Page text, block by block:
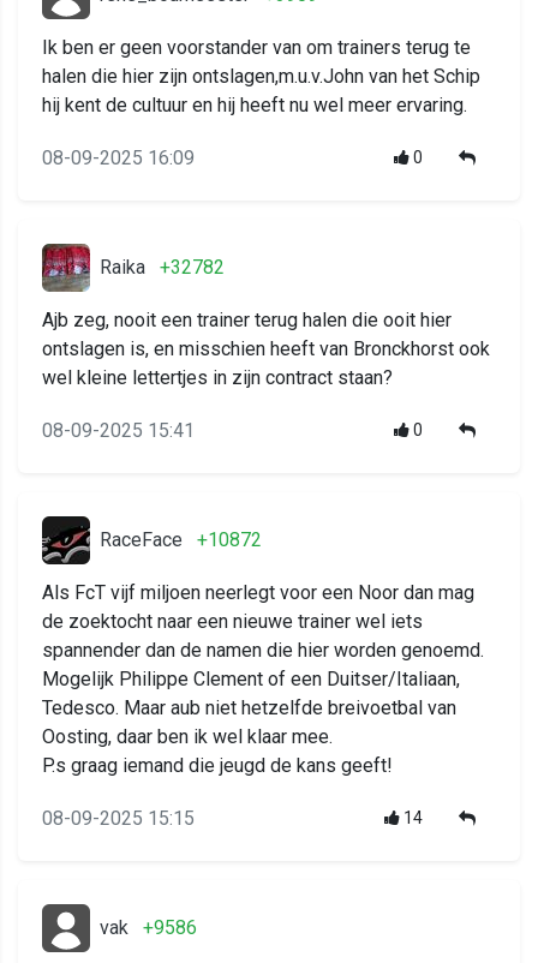
Ik ben er geen voorstander van om trainers terug te
halen die hier zijn ontslagen,m.u.v.John van het Schip
hij kent de cultuur en hij heeft nu wel meer ervaring.
08-09-2025 16:09 0
Raika +32782
Ajb zeg, nooit een trainer terug halen die ooit hier
ontslagen is, en misschien heeft van Bronckhorst ook
wel kleine lettertjes in zijn contract staan?
08-09-2025 15:41 0
RaceFace +10872
Als FcT vijf miljoen neerlegt voor een Noor dan mag
de zoektocht naar een nieuwe trainer wel iets
spannender dan de namen die hier worden genoemd.
Mogelijk Philippe Clement of een Duitser/Italiaan,
Tedesco. Maar aub niet hetzelfde breivoetbal van
Oosting, daar ben ik wel klaar mee.
P.s graag iemand die jeugd de kans geeft!
08-09-2025 15:15 14
vak +9586